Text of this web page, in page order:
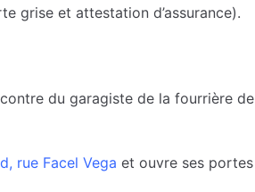
grise et attestation d’assurance).
du garagiste de la fourrière de
rue Facel Vega et ouvre ses portes